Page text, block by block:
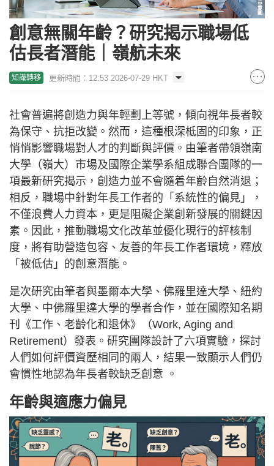
創意無關年齡？研究揭示職場低
估長者潛能｜嶺航未來
知識轉移 更新時間：12:53 2026-07-29 HKT
社會普遍將創造力與年輕劃上等號，傾向視年長者較
為保守、抗拒改變。然而，這種根深柢固的印象，正
悄悄影響職場對人才的判斷與評價。由筆者帶領嶺南
大學（嶺大）市場及國際企業學系組成聯合團隊的一
項最新研究揭示，創造力並不會隨着年齡自然消退；
相反，職場中針對年長工作者的「系統性的偏見」，
不僅浪費人力資本，更是阻礙企業創新發展的關鍵因
素。因此，推動職場文化改革並優化現行的評核制
度，將有助營造包容、友善的年長工作者環境，釋放
「被低估」的創意潛能。
是次研究由筆者與墨爾本大學、佛羅里達大學、紐約
大學、中佛羅里達大學的學者合作，並在國際知名期
刊《工作、老齡化和退休》（Work, Aging and
Retirement）發表。研究團隊設計了六項實驗，探討
人們如何評價資歷相同的兩人，結果一致顯示人們仍
會慣性地認為年長者較缺乏創意 。
年齡與適應力偏見